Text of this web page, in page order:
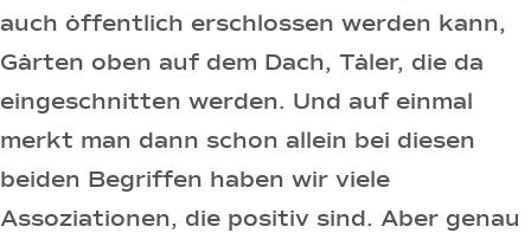
auch öffentlich erschlossen werden kann,
Gärten oben auf dem Dach, Täler, die da
eingeschnitten werden. Und auf einmal
merkt man dann schon allein bei diesen
beiden Begriffen haben wir viele
Assoziationen, die positiv sind. Aber genau